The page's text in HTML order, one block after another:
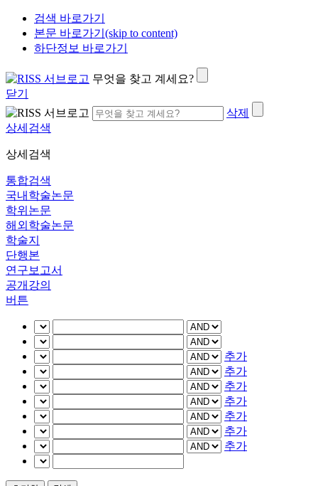
검색 바로가기
본문 바로가기(skip to content)
하단정보 바로가기
무엇을 찾고 계세요?
닫기
삭제
상세검색
상세검색
통합검색
국내학술논문
학위논문
해외학술논문
학술지
단행본
연구보고서
공개강의
버튼
추가
추가
추가
추가
추가
추가
추가